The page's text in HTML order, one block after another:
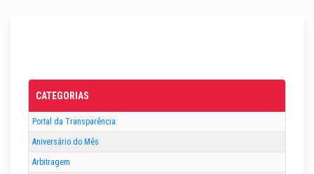
CATEGORIAS
Portal da Transparência
Aniversário do Mês
Arbitragem